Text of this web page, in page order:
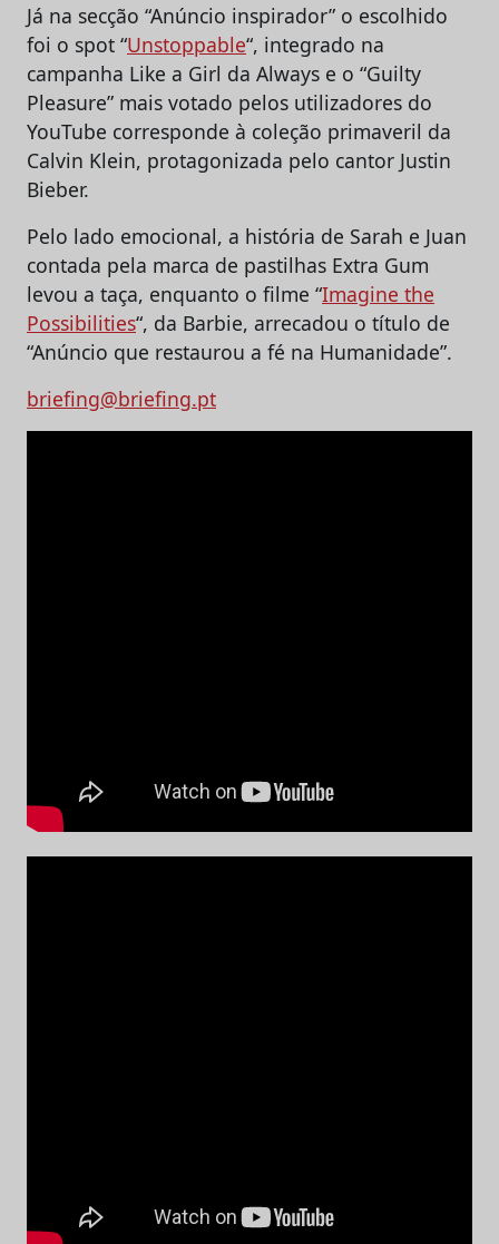
Já na secção “Anúncio inspirador” o escolhido
foi o spot “Unstoppable“, integrado na
campanha Like a Girl da Always e o “Guilty
Pleasure” mais votado pelos utilizadores do
YouTube corresponde à coleção primaveril da
Calvin Klein, protagonizada pelo cantor Justin
Bieber.
Pelo lado emocional, a história de Sarah e Juan
contada pela marca de pastilhas Extra Gum
levou a taça, enquanto o filme “Imagine the
Possibilities“, da Barbie, arrecadou o título de
“Anúncio que restaurou a fé na Humanidade”.
briefing@briefing.pt